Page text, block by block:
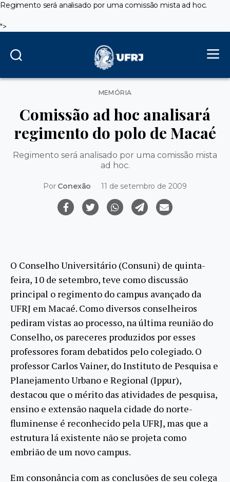
Regimento será analisado por uma comissão mista ad hoc.
">
Categorias
MEMÓRIA
Comissão ad hoc analisará
regimento do polo de Macaé
Regimento será analisado por uma comissão mista
ad hoc.
Por Conexão 11 de setembro de 2009
O Conselho Universitário (Consuni) de quinta-
feira, 10 de setembro, teve como discussão
principal o regimento do campus avançado da
UFRJ em Macaé. Como diversos conselheiros
pediram vistas ao processo, na última reunião do
Conselho, os pareceres produzidos por esses
professores foram debatidos pelo colegiado. O
professor Carlos Vainer, do Instituto de Pesquisa e
Planejamento Urbano e Regional (Ippur),
destacou que o mérito das atividades de pesquisa,
ensino e extensão naquela cidade do norte-
fluminense é reconhecido pela UFRJ, mas que a
estrutura lá existente não se projeta como
embrião de um novo campus.
Em consonância com as conclusões de seu colega